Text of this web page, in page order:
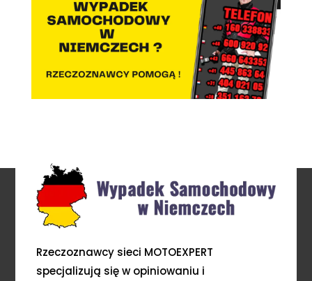
Rzeczoznawcy sieci MOTOEXPERT
specjalizują się w opiniowaniu i